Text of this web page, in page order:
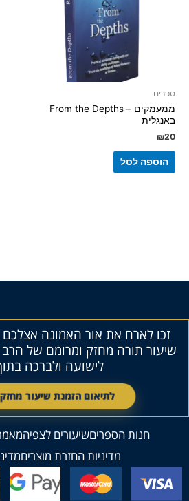
ספרים
ממעמקים – From the Depths
באנגלית
₪20
הוספה לסל
זכו לארח את אור האמונה אצלכם
שיעור תורה מחזק ומרומם של
לישועה ולברכה
לתיאום הזמנת שיעור
חנות הספריםשיעורים לצפיה
מדיניות החזרת מוצרים